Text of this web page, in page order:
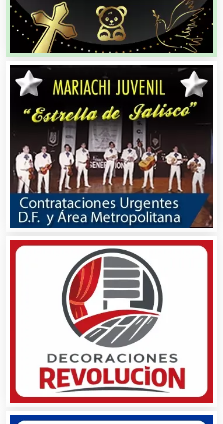
Agencias de Viajes
Agricultores
Agricultura y Ganadería
Agua Purificada
Aire Acondicionado
Alarmas
Albercas
Alimentos
Almacenaje
Alquiler de Autos
Alquiler de Equipos para Fiestas